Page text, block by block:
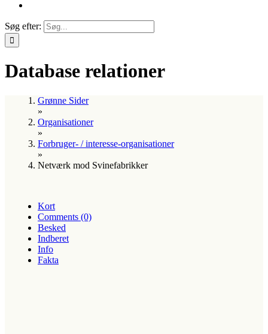
Søg efter:
Database relationer
Grønne Sider
»
Organisationer
»
Forbruger- / interesse-organisationer
»
Netværk mod Svinefabrikker
Kort
Comments (0)
Besked
Indberet
Info
Fakta